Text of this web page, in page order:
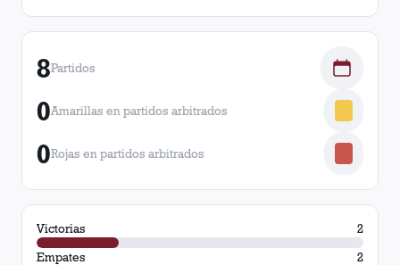
8Partidos
0Amarillas en partidos arbitrados
0Rojas en partidos arbitrados
Victorias
2
Empates
2